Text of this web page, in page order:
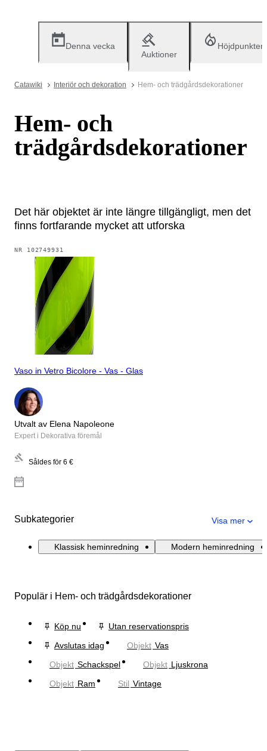
Denna vecka
Auktioner
Höjdpunkter
Catawiki Interiör och dekoration Hem- och trädgårdsdekorationer
Hem- och
trädgårdsdekorationer
Det här objektet är inte längre tillgängligt, men det
finns fortfarande mycket att utforska
NR 102749931
Vaso in Vetro Bicolore - Vas - Glas
Utvalt av Elena Napoleone
Expert i Dekorativa föremål
Såldes för 6 €
Subkategorier Visa mer
Klassisk heminredning Modern heminredning
Populär i Hem- och trädgårdsdekorationer
Köp nu
Utan reservationspris
Avslutas idag
Objekt Vas
Objekt Schackspel Objekt Ljuskrona
Objekt Ram Stil Vintage